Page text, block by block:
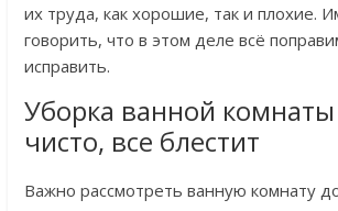
их труда, как хорошие, так и плохие.
говорить, что в этом деле всё
исправить.
Уборка ванной комнаты
чисто, все блестит
Важно рассмотреть ванную комнату